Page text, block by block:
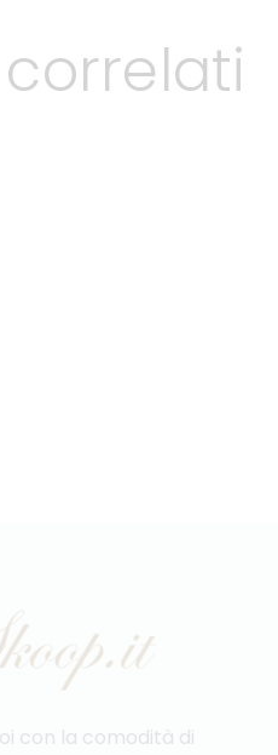
con la comodità di